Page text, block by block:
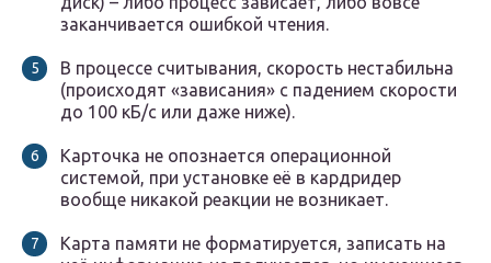
заканчивается ошибкой чтения.
В процессе считывания, скорость нестабильна
(происходят «зависания» с падением скорости
до 100 кБ/с или даже ниже).
Карточка не опознается операционной
системой, при установке её в кардридер
вообще никакой реакции не возникает.
Карта памяти не форматируется, записать на